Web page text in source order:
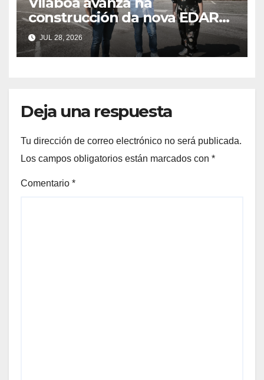
construcción da nova EDAR
de Arcade nun acordo
estratéxico para o
saneamento da ría
JUL 28, 2026
Deja una respuesta
Tu dirección de correo electrónico no será publicada.
Los campos obligatorios están marcados con *
Comentario *